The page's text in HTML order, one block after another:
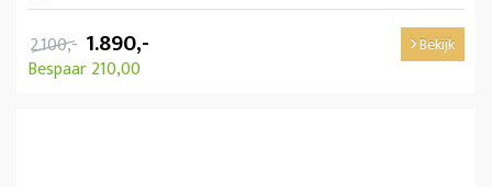
2.100,- 1.890,-
Bespaar 210,00
Bekijk